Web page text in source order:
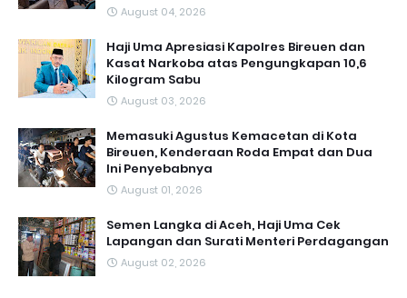
August 04, 2026
Haji Uma Apresiasi Kapolres Bireuen dan
Kasat Narkoba atas Pengungkapan 10,6
Kilogram Sabu
August 03, 2026
Memasuki Agustus Kemacetan di Kota
Bireuen, Kenderaan Roda Empat dan Dua
Ini Penyebabnya
August 01, 2026
Semen Langka di Aceh, Haji Uma Cek
Lapangan dan Surati Menteri Perdagangan
August 02, 2026